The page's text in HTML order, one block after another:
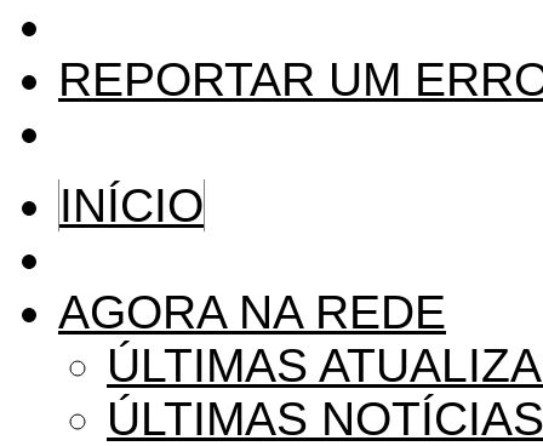
REPORTAR UM
INÍCIO
AGORA NA REDE
ÚLTIMAS
ÚLTIMAS NOTÍCIAS